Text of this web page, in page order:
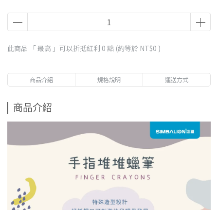
此商品 「 最高 」可以折抵紅利 0 點 (約等於 NT$0 )
商品介紹 規格說明 運送方式
商品介紹